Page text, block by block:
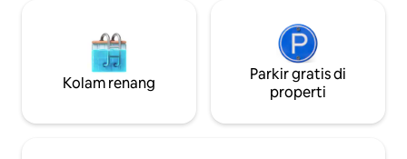
Kolam renang
Parkir gratis di
properti